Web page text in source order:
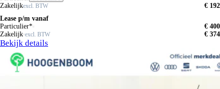
Zakelijkexcl. BTW
€ 192
Lease p/m vanaf
Particulier*
€ 400
Zakelijk excl. BTW € 374
Bekijk details